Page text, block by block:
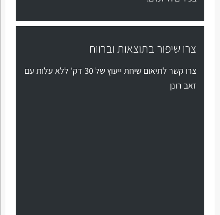
צרו שיפור בתוצאות וברווח
צרו קשר לתיאום שיחת ייעוץ של 30 דק' ללא עלות עם
זאב רונן